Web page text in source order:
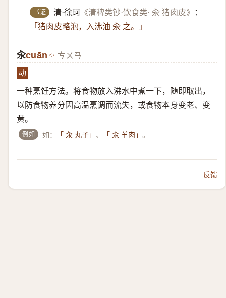
书证 清·徐珂 《清稗类钞·饮食类· 汆 猪肉皮》
：
「猪肉皮略泡，入沸油 汆 之。」
汆cuān ㄘㄨㄢ
动
一种烹饪方法。将食物放入沸水中煮一下，随即取出，
以防食物养分因高温烹调而流失，或食物本身变老、变
黄。
例如 如： 「 汆 丸子」 、 「 汆 羊肉」。
反馈